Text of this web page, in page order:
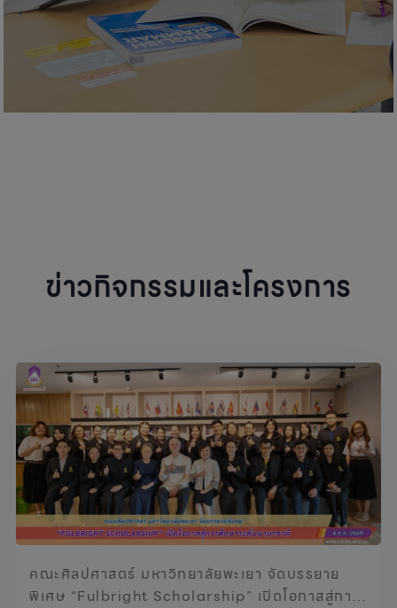
ข่าวกิจกรรมและโครงการ
คณะศิลปศาสตร์ มหาวิทยาลัยพะเยา จัดบรรยาย
พิเศษ “Fulbright Scholarship” เปิดโอกาสสู่การ